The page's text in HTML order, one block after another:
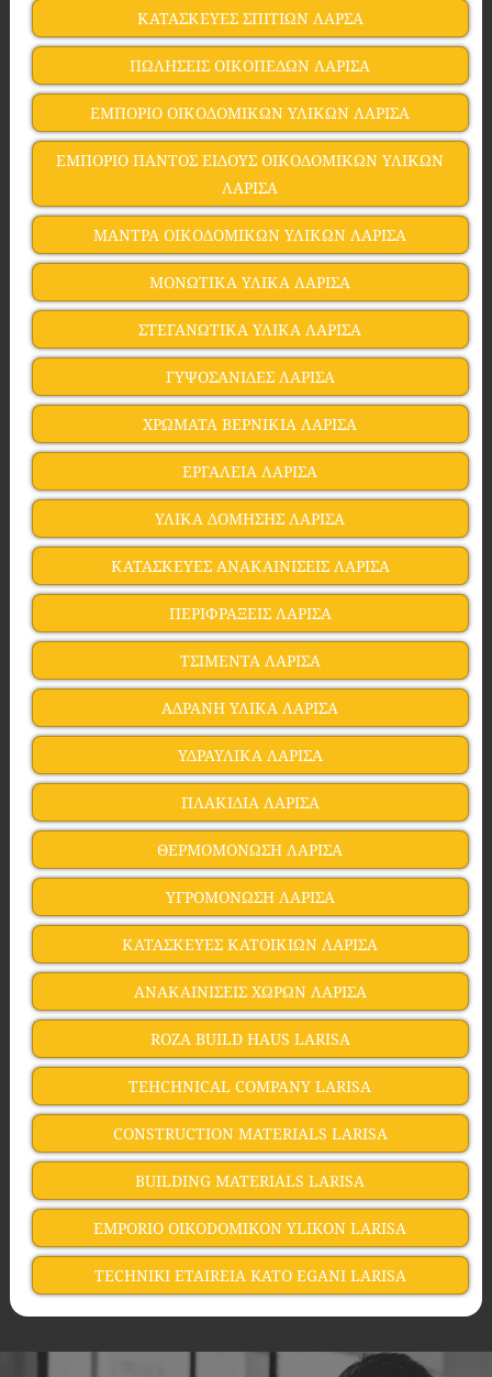
ΚΑΤΑΣΚΕΥΕΣ ΣΠΙΤΙΩΝ ΛΑΡΣΑ
ΠΩΛΗΣΕΙΣ ΟΙΚΟΠΕΔΩΝ ΛΑΡΙΣΑ
ΕΜΠΟΡΙΟ ΟΙΚΟΔΟΜΙΚΩΝ ΥΛΙΚΩΝ ΛΑΡΙΣΑ
ΕΜΠΟΡΙΟ ΠΑΝΤΟΣ ΕΙΔΟΥΣ ΟΙΚΟΔΟΜΙΚΩΝ ΥΛΙΚΩΝ
ΛΑΡΙΣΑ
ΜΑΝΤΡΑ ΟΙΚΟΔΟΜΙΚΩΝ ΥΛΙΚΩΝ ΛΑΡΙΣΑ
ΜΟΝΩΤΙΚΑ ΥΛΙΚΑ ΛΑΡΙΣΑ
ΣΤΕΓΑΝΩΤΙΚΑ ΥΛΙΚΑ ΛΑΡΙΣΑ
ΓΥΨΟΣΑΝΙΔΕΣ ΛΑΡΙΣΑ
ΧΡΩΜΑΤΑ ΒΕΡΝΙΚΙΑ ΛΑΡΙΣΑ
ΕΡΓΑΛΕΙΑ ΛΑΡΙΣΑ
ΥΛΙΚΑ ΔΟΜΗΣΗΣ ΛΑΡΙΣΑ
ΚΑΤΑΣΚΕΥΕΣ ΑΝΑΚΑΙΝΙΣΕΙΣ ΛΑΡΙΣΑ
ΠΕΡΙΦΡΑΞΕΙΣ ΛΑΡΙΣΑ
ΤΣΙΜΕΝΤΑ ΛΑΡΙΣΑ
ΑΔΡΑΝΗ ΥΛΙΚΑ ΛΑΡΙΣΑ
ΥΔΡΑΥΛΙΚΑ ΛΑΡΙΣΑ
ΠΛΑΚΙΔΙΑ ΛΑΡΙΣΑ
ΘΕΡΜΟΜΟΝΩΣΗ ΛΑΡΙΣΑ
ΥΓΡΟΜΟΝΩΣΗ ΛΑΡΙΣΑ
ΚΑΤΑΣΚΕΥΕΣ ΚΑΤΟΙΚΙΩΝ ΛΑΡΙΣΑ
ΑΝΑΚΑΙΝΙΣΕΙΣ ΧΩΡΩΝ ΛΑΡΙΣΑ
ROZA BUILD HAUS LARISA
TEHCHNICAL COMPANY LARISA
CONSTRUCTION MATERIALS LARISA
BUILDING MATERIALS LARISA
EMPORIO OIKODOMIKON YLIKON LARISA
TECHNIKI ETAIREIA KATO EGANI LARISA